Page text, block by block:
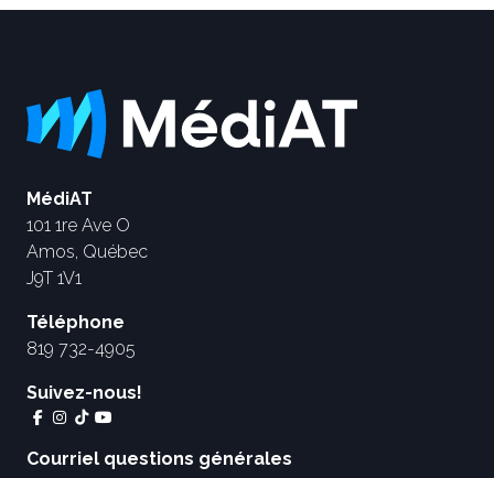
MédiAT
101 1re Ave O
Amos, Québec
J9T 1V1
Téléphone
819 732-4905
Suivez-nous!
Courriel questions générales